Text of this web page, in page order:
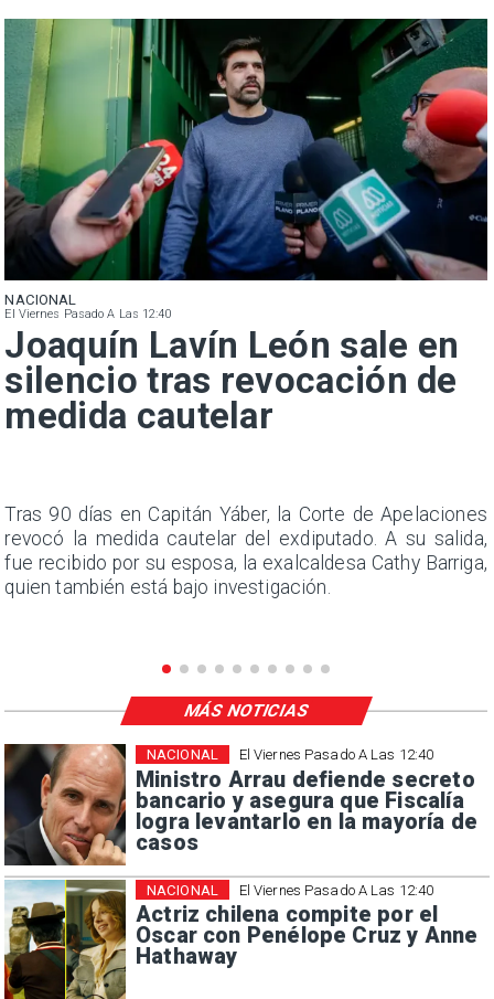
NACIONAL
El Viernes Pasado A Las 12:40
Joaquín Lavín León sale en
silencio tras revocación de
medida cautelar
Tras 90 días en Capitán Yáber, la Corte de Apelaciones
revocó la medida cautelar del exdiputado. A su salida,
fue recibido por su esposa, la exalcaldesa Cathy Barriga,
quien también está bajo investigación.
El Viernes Pasado A Las 12:40
Ministro Arrau defiende secreto
bancario y asegura que Fiscalía
logra levantarlo en la mayoría de
casos
NACIONAL
El Viernes Pasado A Las 12:40
Actriz chilena compite por el
Oscar con Penélope Cruz y Anne
Hathaway
NACIONAL
MÁS NOTICIAS